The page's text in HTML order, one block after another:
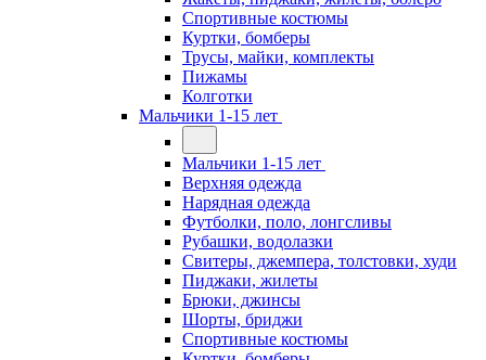
Спортивные костюмы
Куртки, бомберы
Трусы, майки, комплекты
Пижамы
Колготки
Мальчики 1-15 лет
Мальчики 1-15 лет
Верхняя одежда
Нарядная одежда
Футболки, поло, лонгсливы
Рубашки, водолазки
Свитеры, джемпера, толстовки, худи
Пиджаки, жилеты
Брюки, джинсы
Шорты, бриджи
Спортивные костюмы